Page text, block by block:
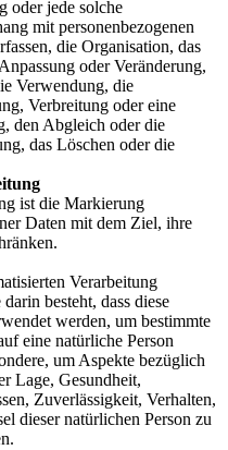
oder jede solche
mit personenbezogenen
die Organisation, das
oder Veränderung,
Verwendung, die
Verbreitung oder eine
den Abgleich oder die
das Löschen oder die
ist die Markierung
Daten mit dem Ziel, ihre
Verarbeitung
besteht, dass diese
werden, um bestimmte
eine natürliche Person
um Aspekte bezüglich
Lage, Gesundheit,
Zuverlässigkeit, Verhalten,
dieser natürlichen Person zu